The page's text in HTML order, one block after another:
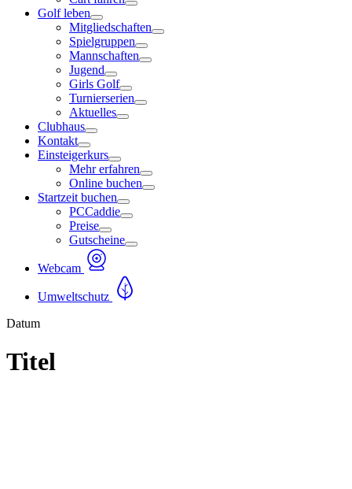
Golf leben
Mitgliedschaften
Spielgruppen
Mannschaften
Jugend
Girls Golf
Turnierserien
Aktuelles
Clubhaus
Kontakt
Einsteigerkurs
Mehr erfahren
Online buchen
Startzeit buchen
PCCaddie
Preise
Gutscheine
Webcam
Umweltschutz
Datum
Titel